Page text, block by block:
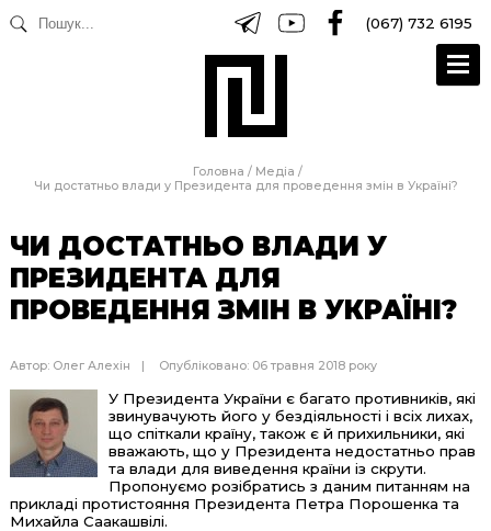
(067) 732 6195
Головна / Медіа /
Чи достатньо влади у Президента для проведення змін в Україні?
ЧИ ДОСТАТНЬО ВЛАДИ У
ПРЕЗИДЕНТА ДЛЯ
ПРОВЕДЕННЯ ЗМІН В УКРАЇНІ?
Автор: Олег Алехін Опубліковано: 06 травня 2018 року
У Президента України є багато противників, які
звинувачують його у бездіяльності і всіх лихах,
що спіткали країну, також є й прихильники, які
вважають, що у Президента недостатньо прав
та влади для виведення країни із скрути.
Пропонуємо розібратись з даним питанням на
прикладі протистояння Президента Петра Порошенка та
Михайла Саакашвілі.